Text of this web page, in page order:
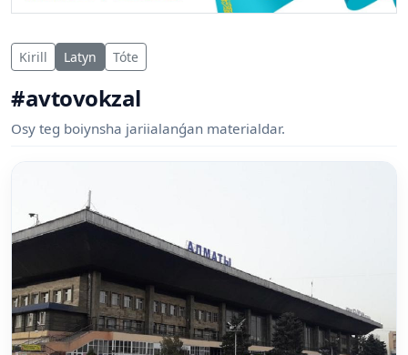
Kirill Latyn Tóte
#avtovokzal
Osy teg boiynsha jariialanǵan materialdar.